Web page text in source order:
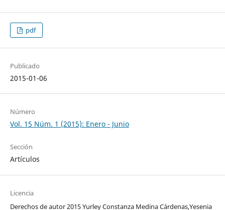
pdf
Publicado
2015-01-06
Número
Vol. 15 Núm. 1 (2015): Enero - Junio
Sección
Artículos
Licencia
Derechos de autor 2015 Yurley Constanza Medina Cárdenas,Yesenia